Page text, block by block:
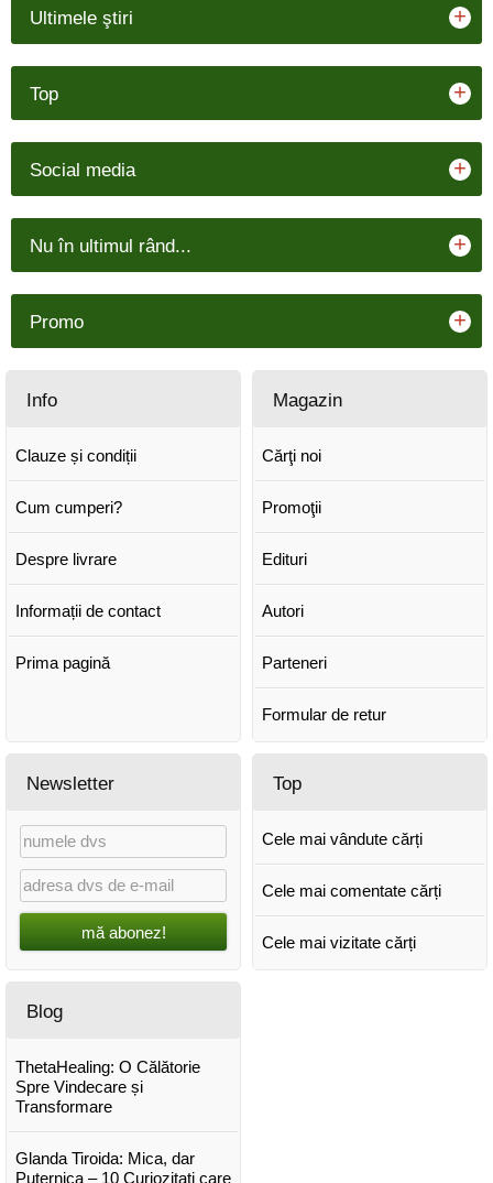
Ultimele ştiri +
Top +
Social media +
Nu în ultimul rând... +
Promo +
Info
Clauze și condiții
Cum cumperi?
Despre livrare
Informații de contact
Prima pagină
Magazin
Cărţi noi
Promoţii
Edituri
Autori
Parteneri
Formular de retur
Newsletter
mă abonez!
Top
Cele mai vândute cărți
Cele mai comentate cărți
Cele mai vizitate cărți
Blog
ThetaHealing: O Călătorie
Spre Vindecare și
Transformare
Glanda Tiroida: Mica, dar
Puternica – 10 Curiozitati care